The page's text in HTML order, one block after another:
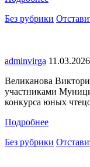
Без рубрики
adminvirga 11.03.2026
Великанова
участниками
конкурса юных
Подробнее
Без рубрики